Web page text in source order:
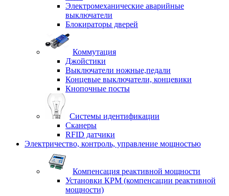
Электромеханические аварийные
выключатели
Блокираторы дверей
Коммутация
Джойстики
Выключатели ножные,педали
Концевые выключатели, концевики
Кнопочные посты
Системы идентификации
Сканеры
RFID датчики
Электричество, контроль, управление мощностью
Компенсация реактивной мощности
Установки КРМ (компенсации реактивной
мощности)